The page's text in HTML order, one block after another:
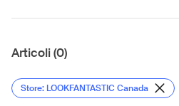
Articoli (0)
Store: LOOKFANTASTIC Canada